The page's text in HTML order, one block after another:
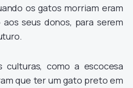
os gatos morriam eram
seus donos, para serem
culturas, como a escocesa
que ter um gato preto em